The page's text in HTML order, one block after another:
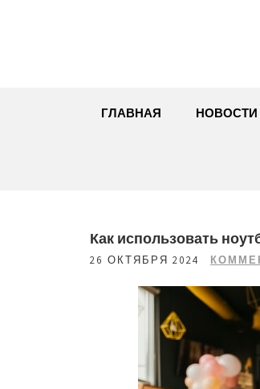
ГЛАВНАЯ НОВОСТИ
Как использовать
26 ОКТЯБРЯ 2024